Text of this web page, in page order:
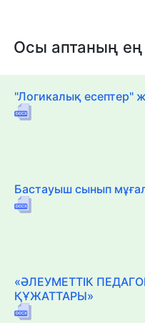
Осы аптаның ең
"Логикалық есептер"
Бастауыш сынып
«ӘЛЕУМЕТТІК
ҚҰЖАТТАРЫ»